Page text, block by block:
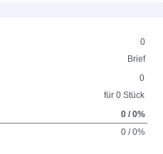
0
Brief
0
für 0 Stück
0 / 0%
0 / 0%